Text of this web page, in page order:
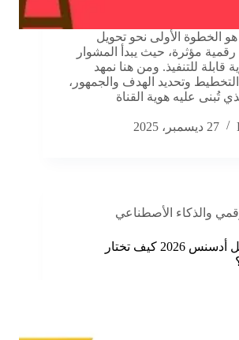
هو الخطوة الأولى نحو تحويل
مؤثرة، حيث يبدأ المشوار
قابلة للتنفيذ. ومن هنا نمهد
وتحديد الهدف والجمهور،
تُبنى عليه هوية القناة
27 ديسمبر، 2025
والذكاء الأصطناعي
انواع إعلانات جوجل أدسنس 2026 كيف تختار